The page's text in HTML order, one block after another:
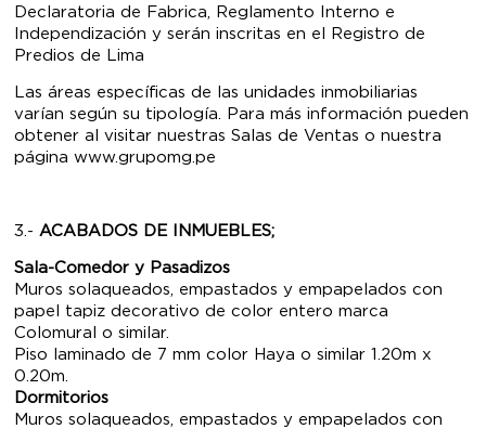
Declaratoria de Fabrica, Reglamento Interno e
Independización y serán inscritas en el Registro de
Predios de Lima
Las áreas específicas de las unidades inmobiliarias
varían según su tipología. Para más información pueden
obtener al visitar nuestras Salas de Ventas o nuestra
página www.grupomg.pe
3.-ACABADOS DE INMUEBLES;
Sala-Comedor y Pasadizos
Muros solaqueados, empastados y empapelados con
papel tapiz decorativo de color entero marca
Colomural o similar.
Piso laminado de 7 mm color Haya o similar 1.20m x
0.20m.
Dormitorios
Muros solaqueados, empastados y empapelados con